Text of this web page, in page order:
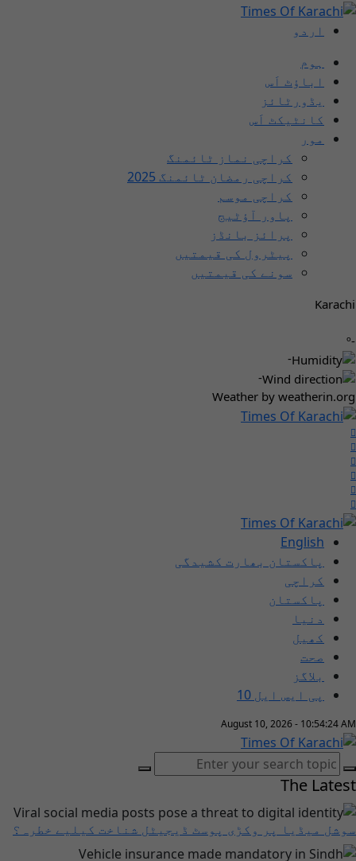
اردو
ہوم
اباؤٹ اَس
یڈورٹائز
کانٹیکٹ اَس
مور
کراچی نماز ٹائمنگ
کراچی رمضان ٹائمنگ 2025
کراچی موسم
پاور آؤٹیج
پرائز بانڈز
پیٹرول کی قیمتیں
سونے کی قیمتیں
Karachi
-º
-
-
Weather by weatherin.org
English
پاکستان بھارت کشیدگی
کراچی
پاکستان
دنیا
کھیل
صحت
بلاگز
پی ایس ایل 10
August 10, 2026 - 10:54:25 AM
The Latest
سوشل میڈیا پر وکڑی پوسٹ ڈیجیٹل شناخت کیلیے خطرہ؟